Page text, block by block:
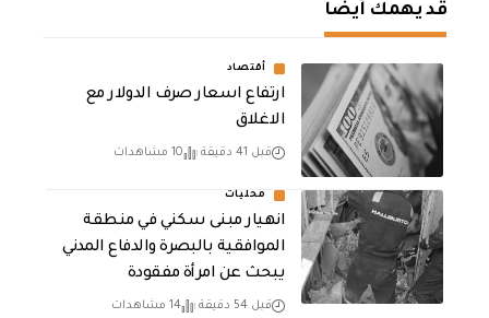
قد يهمك أيضا
أقتصاد
ارتفاع اسعار صرف الدولار مع
الاغلاق
قبل 41 دقيقة 10 مشاهدات
محليات
انهيار مبنى سكني في منطقة
الموافقية بالبصرة والدفاع المدني
يبحث عن امرأة مفقودة
قبل 54 دقيقة 14 مشاهدات